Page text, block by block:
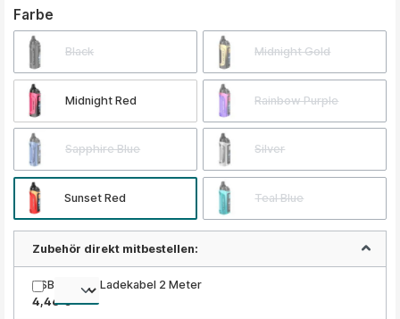
Farbe
Black Midnight Gold
Midnight Red Rainbow Purple
Sapphire Blue Silver
Sunset Red Teal Blue
Zubehör direkt mitbestellen:
USB 2.0 Typ Ladekabel 2 Meter
4,46 €